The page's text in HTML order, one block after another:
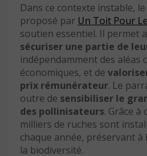
Dans ce contexte instable,
proposé par Un Toit Pour
soutien essentiel. Il permet
sécuriser une partie de
indépendamment des aléas
économiques, et de
prix rémunérateur. Le
outre de sensibiliser le
des pollinisateurs. Grâce à
milliers de ruches sont
chaque année, préservant à
la biodiversité.